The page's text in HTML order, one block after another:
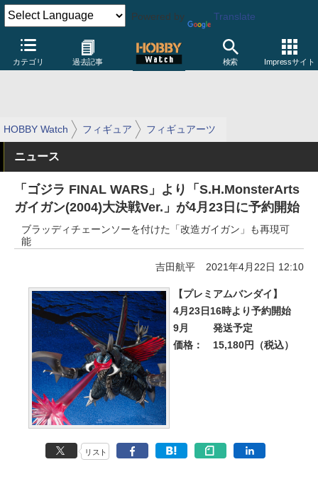
Powered by Translate
カテゴリ 過去記事 検索 Impressサイト
HOBBY Watch フィギュア フィギュアーツ
ニュース
「ゴジラ FINAL WARS」より「S.H.MonsterArts
ガイガン(2004)大決戦Ver.」が4月23日に予約開始
ブラッディチェーンソーを付けた「改造ガイガン」も再現可
能
吉田航平 2021年4月22日 12:10
【プレミアムバンダイ】
4月23日16時より予約開始
9月
発送予定
価格：
15,180円（税込）
リスト